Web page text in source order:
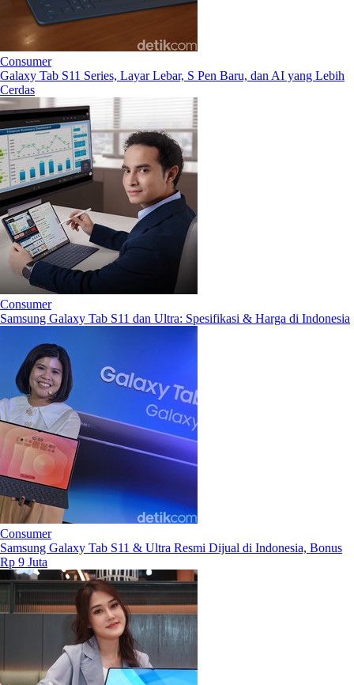
Consumer
Galaxy Tab S11 Series, Layar Lebar, S Pen Baru, dan AI yang Lebih
Cerdas
Consumer
Samsung Galaxy Tab S11 dan Ultra: Spesifikasi & Harga di Indonesia
Consumer
Samsung Galaxy Tab S11 & Ultra Resmi Dijual di Indonesia, Bonus
Rp 9 Juta